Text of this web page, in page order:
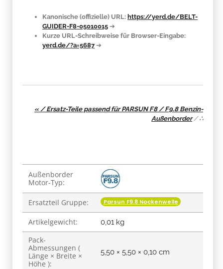
Kanonische (offizielle) URL: https://yerd.de/BELT-
GUIDER-F8-05010015 ➔
Kurze URL-Schreibweise für Browser-Eingabe:
yerd.de/?a=5687 ➔
« / Ersatz-Teile passend für PARSUN F8 / F9.8 Benzin-
Außenborder/∴
Produkteigenschaft
Wert
Außenborder
Motor-Typ:
Ersatzteil Gruppe: Parsun F9.8 Nockenwelle
Artikelgewicht: 0,01 kg
Pack-
Abmessungen (
Länge × Breite ×
Höhe ):
5,50 × 5,50 × 0,10 cm